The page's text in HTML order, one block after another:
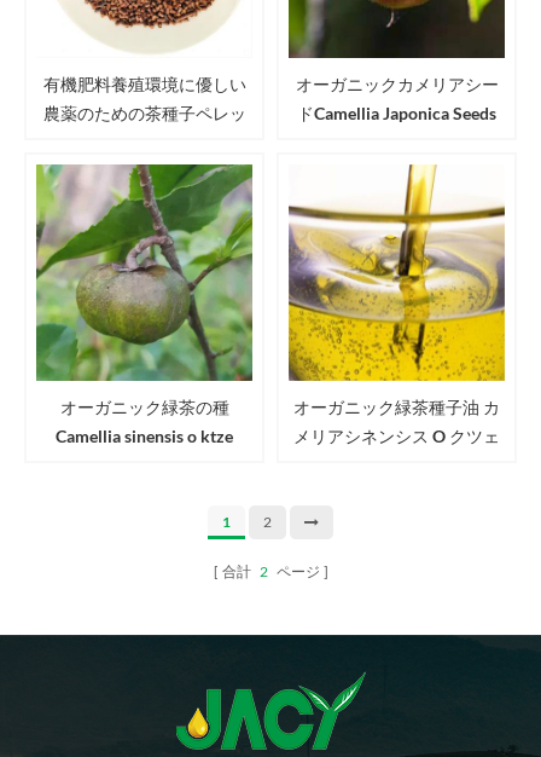
有機肥料養殖環境に優しい
農薬のための茶種子ペレッ
オーガニックカメリアシー
ドCamellia Japonica Seeds
Seeds
オーガニック緑茶の種
Camellia sinensis o ktze
オーガニック緑茶種子油 カ
メリアシネンシス O クツェ
1 2
合計 2 ページ